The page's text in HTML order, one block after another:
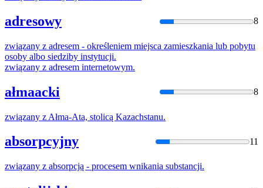
adresowy 8
związany z adresem - określeniem miejsca zamieszkania lub pobytu
osoby albo siedziby instytucji.
związany z adresem internetowym.
ałmaacki 8
związany z Ałma-Ata, stolicą Kazachstanu.
absorpcyjny 11
związany z absorpcją - procesem wnikania substancji.